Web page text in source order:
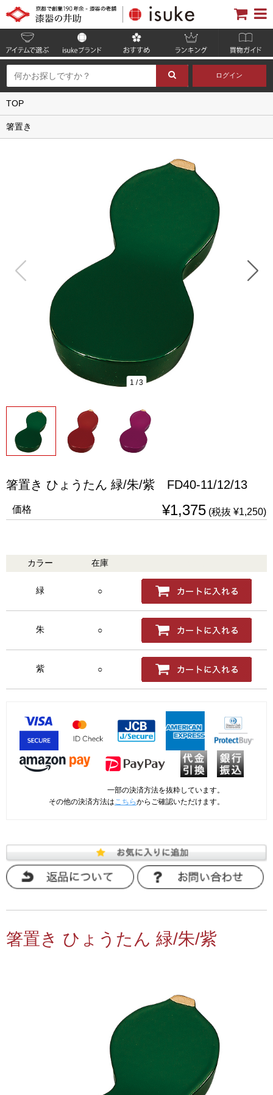
ログイン
TOP
箸置き
1 /3
箸置き ひょうたん 緑/朱/紫 FD40-11/12/13
価格 ¥1,375 (税抜 ¥1,250)
カラー 在庫
緑 ○
朱 ○
紫 ○
一部の決済方法を抜粋しています。
その他の決済方法はこちらからご確認いただけます。
箸置き ひょうたん 緑/朱/紫